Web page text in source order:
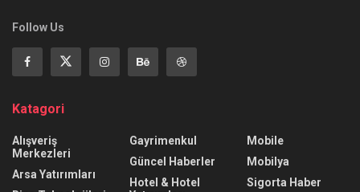
Follow Us
Katagori
Alışveriş
Merkezleri
Arsa Yatırımları
Gayrimenkul
Güncel Haberler
Hotel & Hotel
Mobile
Mobilya
Sigorta Haber